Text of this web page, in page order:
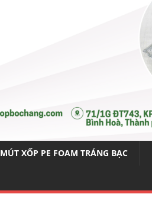
MÚT XỐP PE FOAM TRÁNG BẠC